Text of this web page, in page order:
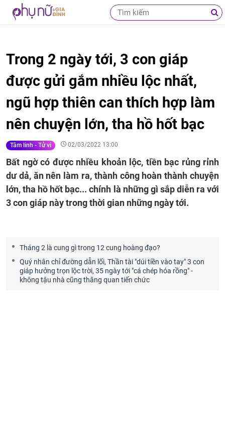
Trong 2 ngày tới, 3 con giáp
được gửi gắm nhiều lộc nhất,
ngũ hợp thiên can thích hợp làm
nên chuyện lớn, tha hồ hốt bạc
Tâm linh - Tử vi 02/03/2022 13:00
Bất ngờ có được nhiều khoản lộc, tiền bạc rủng rỉnh
dư dả, ăn nên làm ra, thành công hoàn thành chuyện
lớn, tha hồ hốt bạc... chính là những gì sắp diễn ra với
3 con giáp này trong thời gian những ngày tới.
Tháng 2 là cung gì trong 12 cung hoàng đạo?
Quý nhân chỉ đường dẫn lối, Thần tài "dúi tiền vào tay" 3 con
giáp hưởng trọn lộc trời, 35 ngày tới "cá chép hóa rồng" -
không tậu nhà cũng thăng quan tiến chức